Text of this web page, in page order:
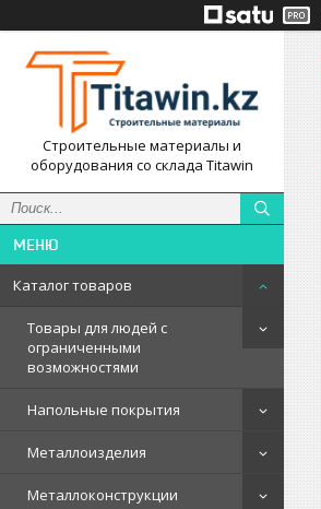
Строительные материалы и
оборудования со склада Titawin
Каталог товаров
Товары для людей с
ограниченными
возможностями
Напольные покрытия
Металлоизделия
Металлоконструкции